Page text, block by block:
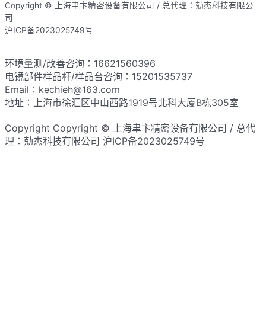
Copyright © 上海聿卞精密设备有限公司 / 总代理：勀杰科技有限公
司
沪ICP备2023025749号
环境量测/改善咨询：16621560396
电镜部件样品杆/样品台咨询：15201535737
Email：kechieh@163.com
地址：上海市徐汇区中山西路1919号北科大厦B栋305室
Copyright Copyright © 上海聿卞精密设备有限公司 / 总代
理：勀杰科技有限公司 沪ICP备2023025749号​